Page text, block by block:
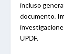
incluso
documento.
UPDF.